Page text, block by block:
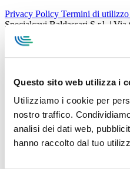
Questo sito web utilizza i
Utilizziamo i cookie per
nostro traffico.
analisi dei dati web,
hanno raccolto dal tuo
Privacy Policy Termini di utilizzo
Specialcavi Baldassari S.r.l. |
Capannori LUCCA | P.iva e
REA Lucca n. 137741 | Cap.